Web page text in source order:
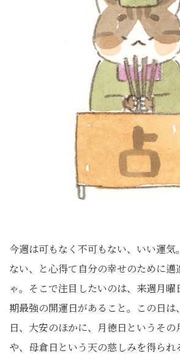
今週は可もなく不可もない、いい運気
ない、と心得て自分の幸せのために邁
ゃ。そこで注目したいのは、来週月
期最強の開運日があること。この日
日、大安のほかに、月徳日というその
や、母倉日という天の慈しみを得られ